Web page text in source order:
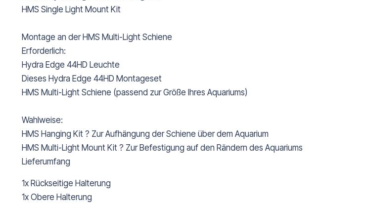
HMS Single Light Mount Kit
Montage an der HMS Multi-Light Schiene
Erforderlich:
Hydra Edge 44HD Leuchte
Dieses Hydra Edge 44HD Montageset
HMS Multi-Light Schiene (passend zur Größe Ihres Aquariums)
Wahlweise:
HMS Hanging Kit ? Zur Aufhängung der Schiene über dem Aquarium
HMS Multi-Light Mount Kit ? Zur Befestigung auf den Rändern des Aquariums
Lieferumfang
1x Rückseitige Halterung
1x Obere Halterung